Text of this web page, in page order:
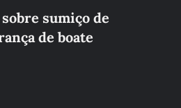
sumiço de
de boate